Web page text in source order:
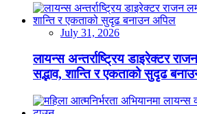
July 31, 2026
लायन्स अन्तर्राष्ट्रिय डाइरेक्टर
सद्भाव, शान्ति र एकताको सुदृढ